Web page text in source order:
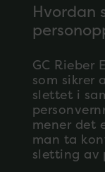
Hvordan
GC Rieber
som sikrer
slettet i
mener det
man ta
sletting av